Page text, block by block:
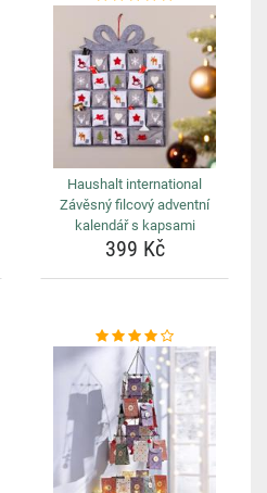
Haushalt international
Závěsný filcový adventní
kalendář s kapsami
399 Kč